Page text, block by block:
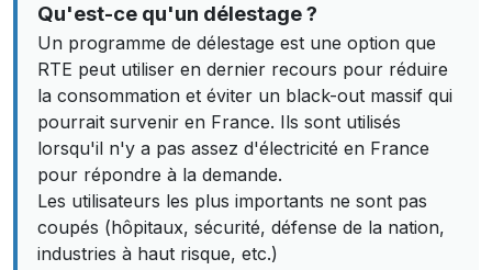
Qu'est-ce qu'un délestage ?
Un programme de délestage est une option que
RTE peut utiliser en dernier recours pour réduire
la consommation et éviter un black-out massif qui
pourrait survenir en France. Ils sont utilisés
lorsqu'il n'y a pas assez d'électricité en France
pour répondre à la demande.
Les utilisateurs les plus importants ne sont pas
coupés (hôpitaux, sécurité, défense de la nation,
industries à haut risque, etc.)